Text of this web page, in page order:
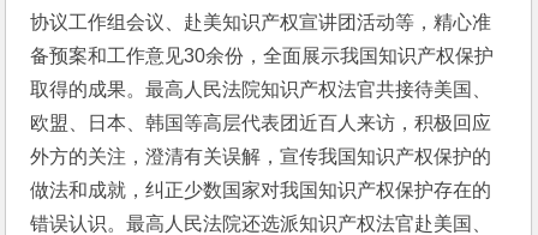
协议工作组会议、赴美知识产权宣讲团活动等，精心准
备预案和工作意见30余份，全面展示我国知识产权保护
取得的成果。最高人民法院知识产权法官共接待美国、
欧盟、日本、韩国等高层代表团近百人来访，积极回应
外方的关注，澄清有关误解，宣传我国知识产权保护的
做法和成就，纠正少数国家对我国知识产权保护存在的
错误认识。最高人民法院还选派知识产权法官赴美国、